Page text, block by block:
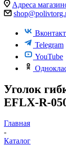
Адреса
Telegram
YouTube
Уголок
EFLX-R-
Главная
-
Каталог